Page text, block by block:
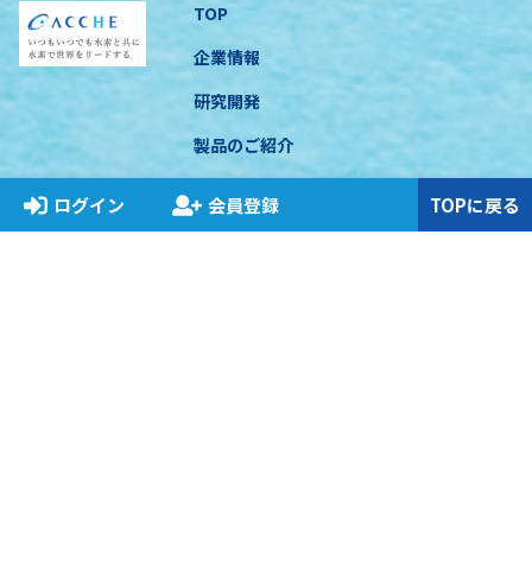
TOP
企業情報
研究開発
製品のご紹介
アッチェビジネスについて
ログイン 会員登録 TOPに戻る